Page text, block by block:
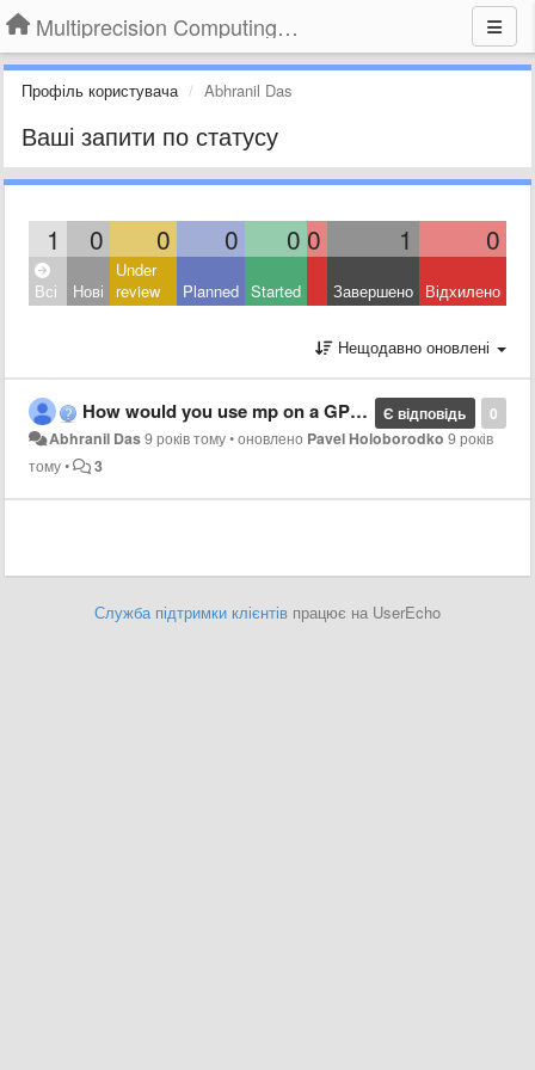
Multiprecision Computing Toolbox for MATLAB
Профіль користувача Abhranil Das
Ваші запити по статусу
1 0 0 0 0 0 1 0
Всі Нові
Under
review
Planned Started Завершено Відхилено
Нещодавно оновлені
0
Є відповідь
How would you use mp on a GPU?
Abhranil Das9 років тому•оновлено Pavel Holoborodko 9 років
тому• 3
Служба підтримки клієнтів працює на UserEcho